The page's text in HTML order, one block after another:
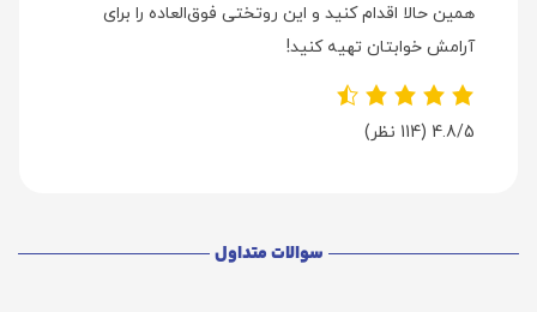
همین حالا اقدام کنید و این روتختی فوق‌العاده را برای
آرامش خوابتان تهیه کنید!
4.8/5 (114 نظر)
سوالات متداول